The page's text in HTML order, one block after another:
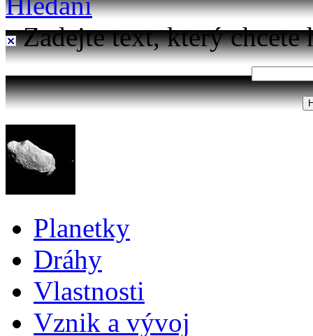
Zadejte text, který chcete
Planetky
Dráhy
Vlastnosti
Vznik a vývoj